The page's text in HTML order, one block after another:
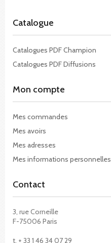
Catalogue
Catalogues PDF Champion
Catalogues PDF Diffusions
Mon compte
Mes commandes
Mes avoirs
Mes adresses
Mes informations personnelles
Contact
3, rue Corneille
F-75006 Paris
t. + 33 1 46 34 07 29